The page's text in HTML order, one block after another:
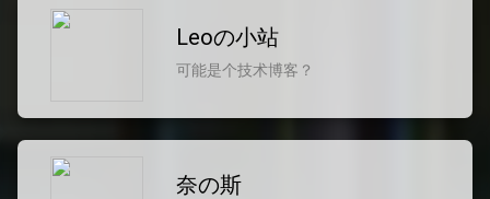
Leoの小站
可能是个技术博客？
奈の斯